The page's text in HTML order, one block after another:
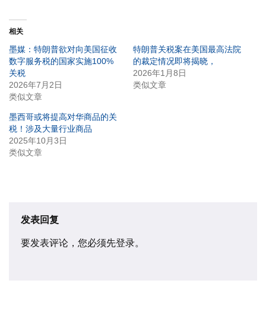
相关
墨媒：特朗普欲对向美国征收
数字服务税的国家实施100%
关税
2026年7月2日
类似文章
特朗普关税案在美国最高法院
的裁定情况即将揭晓，
2026年1月8日
类似文章
墨西哥或将提高对华商品的关
税！涉及大量行业商品
2025年10月3日
类似文章
发表回复
要发表评论，您必须先登录。